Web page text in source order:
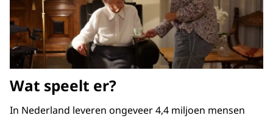
Wat speelt er?
In Nederland leveren ongeveer 4,4 miljoen mensen